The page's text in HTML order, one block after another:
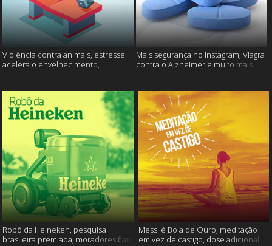
Violência contra animais, estresse
acelera o envelhecimento,
Mais segurança no Instagram, Viagra
contra o Alzheimer e muito mais
Robô da Heineken, pesquisa
brasileira premiada, moradores ficam
Messi é Bola de Ouro, meditação
em vez de castigo, dose adicional